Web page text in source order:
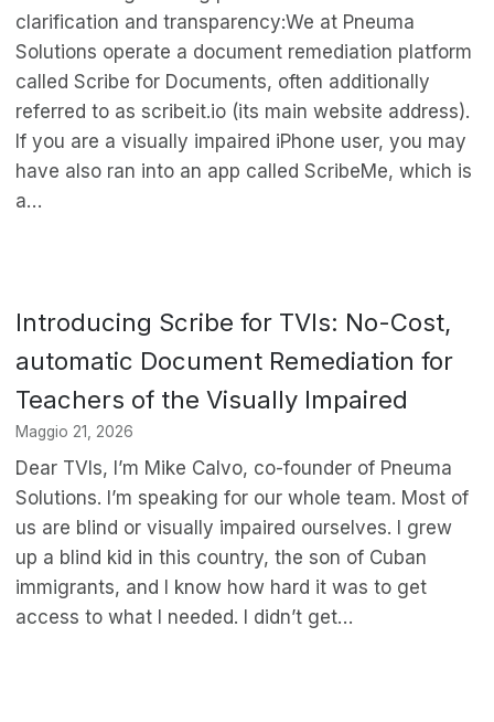
clarification and transparency:We at Pneuma
Solutions operate a document remediation platform
called Scribe for Documents, often additionally
referred to as scribeit.io (its main website address).
If you are a visually impaired iPhone user, you may
have also ran into an app called ScribeMe, which is
a…
Introducing Scribe for TVIs: No-Cost,
automatic Document Remediation for
Teachers of the Visually Impaired
Maggio 21, 2026
Dear TVIs, I’m Mike Calvo, co-founder of Pneuma
Solutions. I’m speaking for our whole team. Most of
us are blind or visually impaired ourselves. I grew
up a blind kid in this country, the son of Cuban
immigrants, and I know how hard it was to get
access to what I needed. I didn’t get…